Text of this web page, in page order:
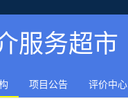
服务超市
项目公告 评价中心